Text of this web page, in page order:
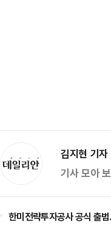
김지현 기
기사 모아
한미전략투자공사 공식 출